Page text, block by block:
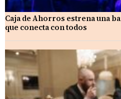
Caja de Ahorros estrena una
que conecta con todos